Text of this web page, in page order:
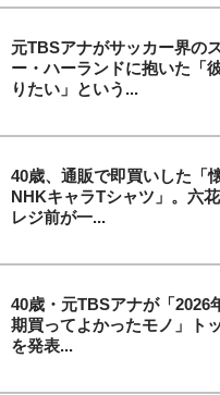
元TBSアナがサッカー界の
ー・ハーランドに抱いた「
りたい」という...
40歳、通販で即買いした「
NHKキャラTシャツ」。六
レジ前が一...
40歳・元TBSアナが「2026
期買ってよかったモノ」ト
を発表...